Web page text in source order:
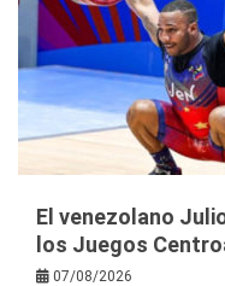
El venezolano
los Juegos
07/08/2026